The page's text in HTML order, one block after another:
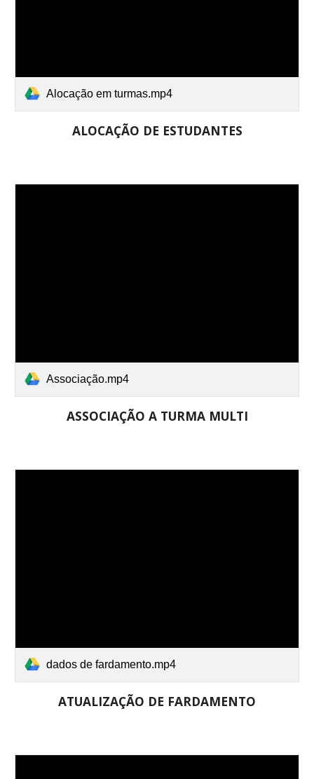
Alocação em turmas.mp4
ALOCAÇÃO DE ESTUDANTES
Associação.mp4
ASSOCIAÇÃO A TURMA MULTI
dados de fardamento.mp4
ATUALIZAÇÃO DE FARDAMENTO